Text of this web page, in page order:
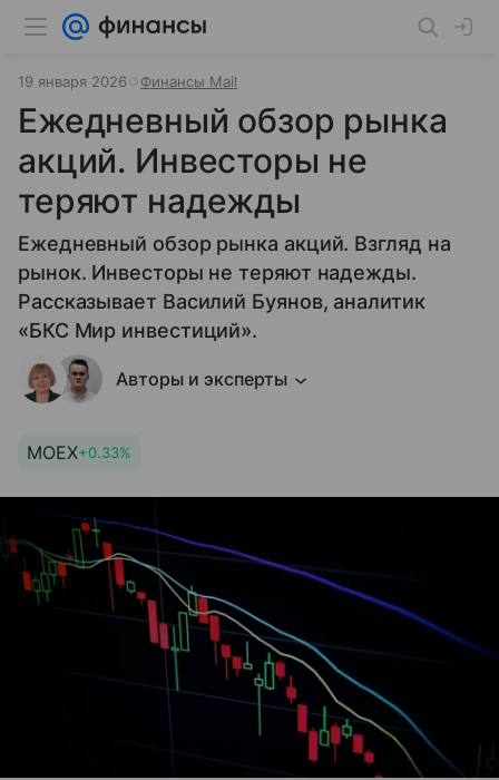
19 января 2026 Финансы Mail
Ежедневный обзор рынка
акций. Инвесторы не
теряют надежды
Ежедневный обзор рынка акций. Взгляд на
рынок. Инвесторы не теряют надежды.
Рассказывает Василий Буянов, аналитик
«БКС Мир инвестиций».
Авторы и эксперты
MOEX+0.33%